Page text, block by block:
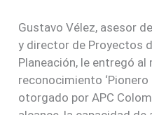
Gustavo Vélez, asesor
y director de Proyectos
Planeación, le entregó al
reconocimiento
otorgado por APC